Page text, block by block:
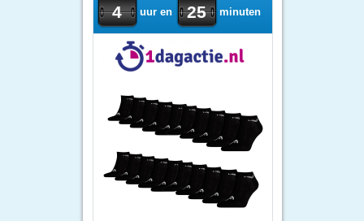
4 uur en 25 minuten